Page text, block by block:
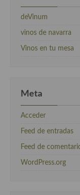
deVinum
vinos de navarra
Vinos en tu mesa
Meta
Acceder
Feed de entradas
Feed de
WordPress.org